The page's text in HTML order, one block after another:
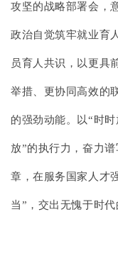
攻坚的战略部署会，
政治自觉筑牢就业育
员育人共识，以更具
举措、更协同高效的
的强劲动能。以“时
放”的执行力，奋力
章，在服务国家人才
当”，交出无愧于时代